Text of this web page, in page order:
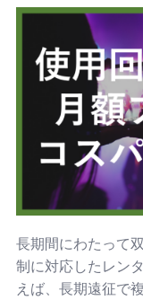
長期間にわたって
制に対応したレン
えば、長期遠征で